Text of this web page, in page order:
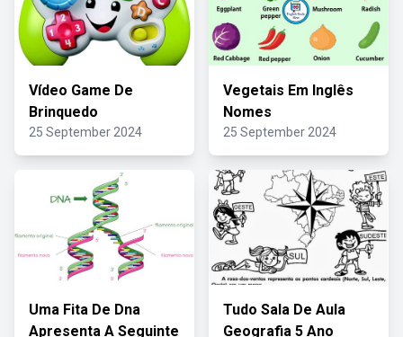
Vídeo Game De
Brinquedo
25 September 2024
Vegetais Em Inglês
Nomes
25 September 2024
Uma Fita De Dna
Apresenta A Seguinte
Tudo Sala De Aula
Geografia 5 Ano